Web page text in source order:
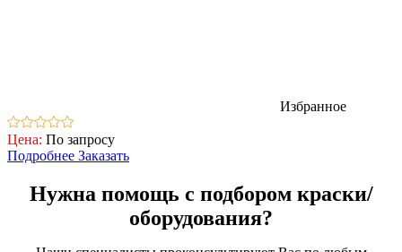
Избранное
Цена: По запросу
Подробнее Заказать
Нужна помощь с подбором краски/
оборудования?